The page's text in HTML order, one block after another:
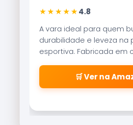
na pesca
em carbono
★★★★★
Referência
Brisa Lite
freio